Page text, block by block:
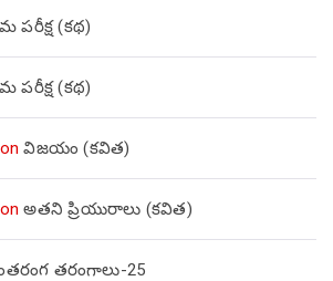
పరీక్ష (క‌థ‌)
పరీక్ష (క‌థ‌)
onవిజయం (కవిత)
onఅతని ప్రియురాలు (కవిత)
తరంగాలు-25